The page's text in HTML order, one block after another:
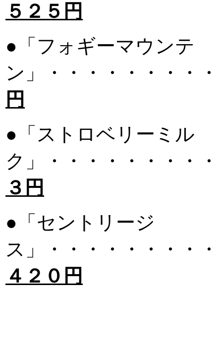
５２５円
●「フォギーマウンテ
ン」・・・・・・・・
円
●「ストロベリーミル
ク」・・・・・・・・
３円
●「セントリージ
ス」・・・・・・・・
４２０円